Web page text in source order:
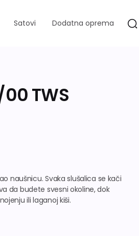
Satovi Dodatna oprema
TWS
naušnicu. Svaka slušalica se kači
da budete svesni okoline, dok
ili laganoj kiši.